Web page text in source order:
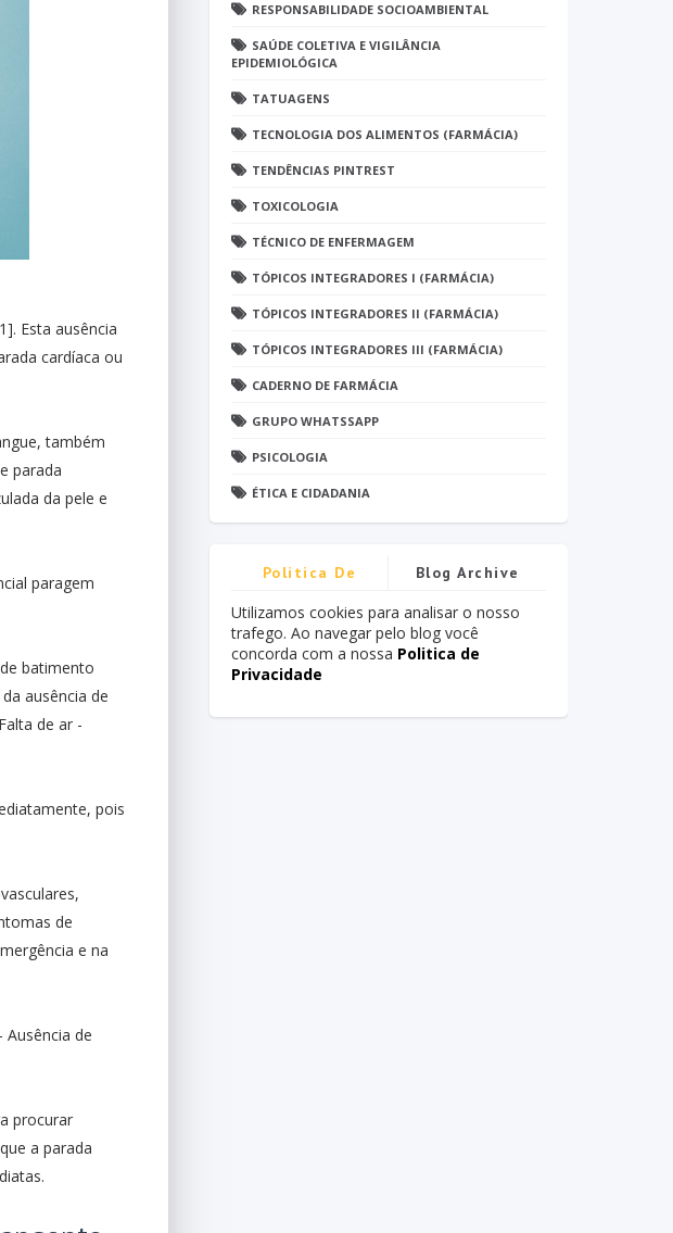
Esta ausência
cardíaca ou
também
parada
da pele e
paragem
batimento
ausência de
de ar -
pois
de
e na
de
procurar
a parada
RESPONSABILIDADE SOCIOAMBIENTAL
SAÚDE COLETIVA E VIGILÂNCIA
EPIDEMIOLÓGICA
TATUAGENS
TECNOLOGIA DOS ALIMENTOS (FARMÁCIA)
TENDÊNCIAS PINTREST
TOXICOLOGIA
TÉCNICO DE ENFERMAGEM
TÓPICOS INTEGRADORES I (FARMÁCIA)
TÓPICOS INTEGRADORES II (FARMÁCIA)
TÓPICOS INTEGRADORES III (FARMÁCIA)
CADERNO DE FARMÁCIA
GRUPO WHATSSAPP
PSICOLOGIA
ÉTICA E CIDADANIA
Politica De
Privacidade
Blog Archive
Utilizamos cookies para analisar o nosso
trafego. Ao navegar pelo blog você
concorda com a nossa Politica de
Privacidade